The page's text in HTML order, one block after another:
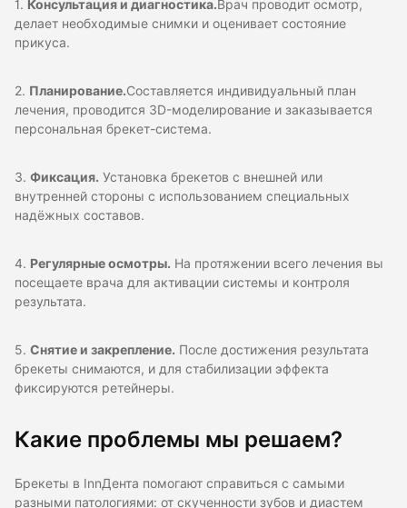
1. Консультация и диагностика.Врач проводит осмотр,
делает необходимые снимки и оценивает состояние
прикуса.
2. Планирование.Составляется индивидуальный план
лечения, проводится 3D-моделирование и заказывается
персональная брекет-система.
3. Фиксация. Установка брекетов с внешней или
внутренней стороны с использованием специальных
надёжных составов.
4. Регулярные осмотры. На протяжении всего лечения вы
посещаете врача для активации системы и контроля
результата.
5. Снятие и закрепление. После достижения результата
брекеты снимаются, и для стабилизации эффекта
фиксируются ретейнеры.
Какие проблемы мы решаем?
Брекеты в InnДента помогают справиться с самыми
разными патологиями: от скученности зубов и диастем